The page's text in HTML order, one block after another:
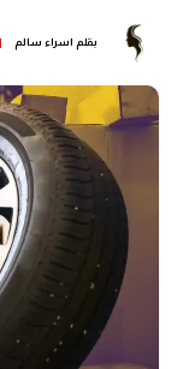
بقلم اسراء سالم